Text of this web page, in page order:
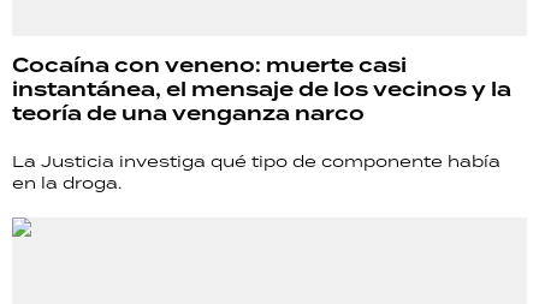
Cocaína con veneno: muerte casi
instantánea, el mensaje de los vecinos y la
teoría de una venganza narco
La Justicia investiga qué tipo de componente había
en la droga.